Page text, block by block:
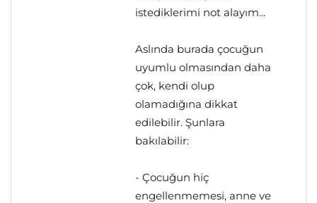
istediklerimi not alayım...
Aslında burada çocuğun
uyumlu olmasından daha
çok, kendi olup
olamadığına dikkat
edilebilir. Şunlara
bakılabilir:
- Çocuğun hiç
engellenmemesi, anne ve